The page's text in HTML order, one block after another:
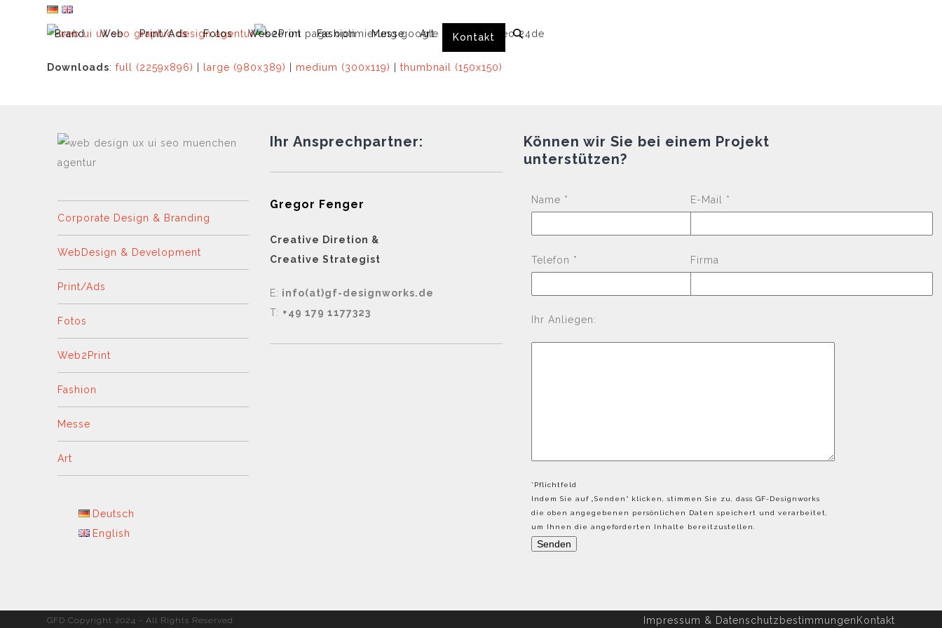
Brand Web Print/Ads Fotos Web2Print Fashion Messe Art Kontakt
Downloads:full (2259x896) large (980x389) medium (300x119) |thumbnail (150x150)
Corporate Design & Branding
WebDesign & Development
Print/Ads
Fotos
Web2Print
Fashion
Messe
Art
Deutsch
English
Ihr Ansprechpartner:
Gregor Fenger
Creative Diretion &
Creative Strategist
E: info(at)gf-designworks.de
T: +49 179 1177323
Können wir Sie bei einem Projekt
unterstützen?
Name * E-Mail *
Telefon * Firma
Ihr Anliegen:
*Pflichtfeld
Indem Sie auf „Senden“ klicken, stimmen Sie zu, dass GF-Designworks
die oben angegebenen persönlichen Daten speichert und verarbeitet,
um Ihnen die angeforderten Inhalte bereitzustellen.
GFD Copyright 2024 - All Rights Reserved Impressum & Datenschutzbestimmungen Kontakt